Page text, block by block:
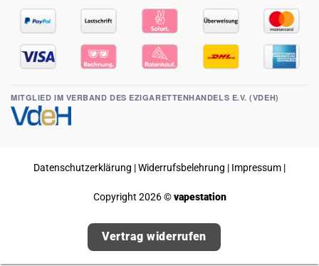
MITGLIED IM VERBAND DES EZIGARETTENHANDELS E.V. (VDEH)
Datenschutzerklärung |Widerrufsbelehrung | Impressum |
Copyright 2026 ©vapestation
Vertrag widerrufen